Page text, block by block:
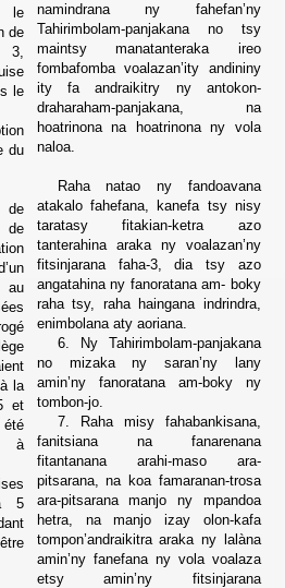
le
de
3,
le
du
de
la
et
à
5
namindrana ny fahefan’ny
Tahirimbolam-panjakana no tsy
maintsy manatanteraka ireo
fombafomba voalazan’ity andininy
ity fa andraikitry ny antokon-
draharaham-panjakana, na
hoatrinona na hoatrinona ny vola
naloa.
Raha natao ny fandoavana
atakalo fahefana, kanefa tsy nisy
taratasy fitakian-ketra azo
tanterahina araka ny voalazan’ny
fitsinjarana faha-3, dia tsy azo
angatahina ny fanoratana am- boky
raha tsy, raha haingana indrindra,
enimbolana aty aoriana.
6. Ny Tahirimbolam-panjakana
no mizaka ny saran’ny lany
amin’ny fanoratana am-boky ny
tombon-jo.
7. Raha misy fahabankisana,
fanitsiana na fanarenana
fitantanana arahi-maso ara-
pitsarana, na koa famaranan-trosa
ara-pitsarana manjo ny mpandoa
hetra, na manjo izay olon-kafa
tompon’andraikitra araka ny lalàna
amin’ny fanefana ny vola voalaza
etsy amin’ny fitsinjarana